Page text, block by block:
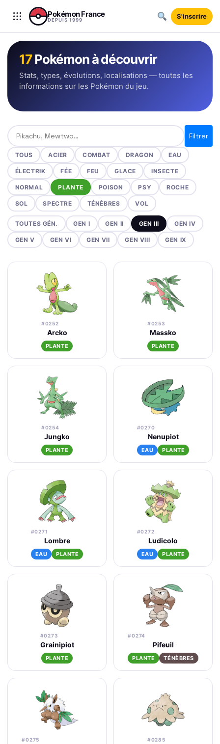
Aller au contenu
Pokémon France
DEPUIS 1999 S'inscrire
17Pokémon à découvrir
Stats, types, évolutions, localisations — toutes les
informations sur les Pokémon du jeu.
Rechercher un Pokémon
Filtrer
TOUS ACIER COMBAT DRAGON EAU
ÉLECTRIK FÉE FEU GLACE INSECTE
NORMAL PLANTE POISON PSY ROCHE
SOL SPECTRE TÉNÈBRES VOL
TOUTES GÉN. GEN I GEN II GEN III GEN IV
GEN V GEN VI GEN VII GEN VIII GEN IX
#0252
Arcko
PLANTE
#0253
Massko
PLANTE
#0254
Jungko
PLANTE
#0270
Nenupiot
EAU PLANTE
#0271
Lombre
EAU PLANTE
#0272
Ludicolo
EAU PLANTE
#0273
Grainipiot
PLANTE
#0274
Pifeuil
PLANTE TÉNÈBRES
#0275 #0285